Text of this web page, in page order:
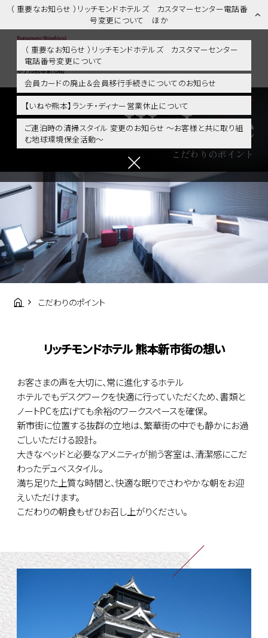
（ 重要なお知らせ ）リッチモンドホテルズ カスタマーセンター電話番
号変更について ほか
（ 重要なお知らせ ）リッチモンドホテルズ カスタマーセンター
電話番号変更について
会員カードの廃止＆会員移行手続きについてのお知らせ
【いねや熊本】ランチ・ディナー営業休止について
ご連泊時の清掃スタイル 変更のお知らせ ～お客様と共に取り組
む地球環境保全活動～
We Love | 熊本市内・新市街・熊本城に好アクセス！リッチモンド
ホテル熊本新市街
We Love
Point
こだわりのポイント
こだわりのポイント
リッチモンドホテル 熊本新市街の想い
お客さまの声を大切に、常に進化するホテル
ホテルでもデスクワークを快適に行っていただくため、書類と
ノートPCを広げても余裕のワークスペースを確保。
新市街に位置する抜群の立地は、繁華街の中でも静かにお過
ごしいただける設計。
大きなベッドと必要なアメニティが揃う客室は、清潔感にこだ
わったデュベスタイル。
満ち足りた上質な時間と、快適な眠りでさわやかな朝をお迎
えいただけます。
こだわりの朝食もぜひお召し上がりください。